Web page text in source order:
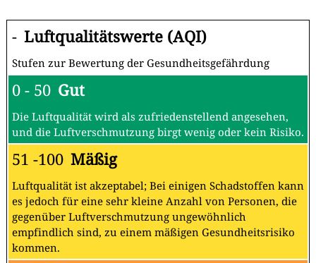
- Luftqualitätswerte (AQI)
Stufen zur Bewertung der Gesundheitsgefährdung
0 - 50 Gut
Die Luftqualität wird als zufriedenstellend angesehen,
und die Luftverschmutzung birgt wenig oder kein Risiko.
51 -100 Mäßig
Luftqualität ist akzeptabel; Bei einigen Schadstoffen kann
es jedoch für eine sehr kleine Anzahl von Personen, die
gegenüber Luftverschmutzung ungewöhnlich
empfindlich sind, zu einem mäßigen Gesundheitsrisiko
kommen.